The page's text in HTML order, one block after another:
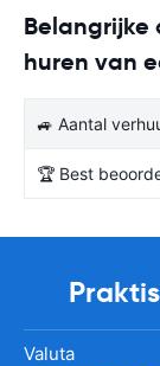
huren van
🚙 Aantal
🏆 Best
Valuta